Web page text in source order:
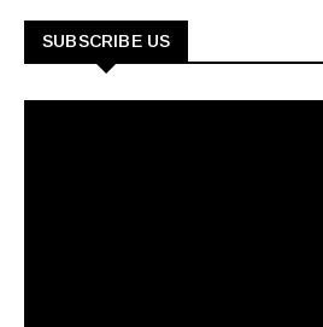
SUBSCRIBE US